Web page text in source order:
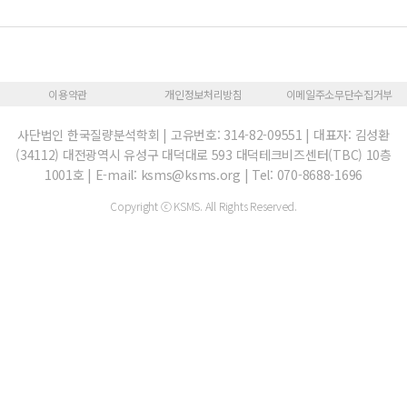
이용약관 개인정보처리방침 이메일주소무단수집거부
사단법인 한국질량분석학회 | 고유번호: 314-82-09551 | 대표자: 김성환
(34112) 대전광역시 유성구 대덕대로 593 대덕테크비즈센터(TBC) 10층
1001호 | E-mail: ksms@ksms.org | Tel: 070-8688-1696
Copyright ⓒ KSMS. All Rights Reserved.